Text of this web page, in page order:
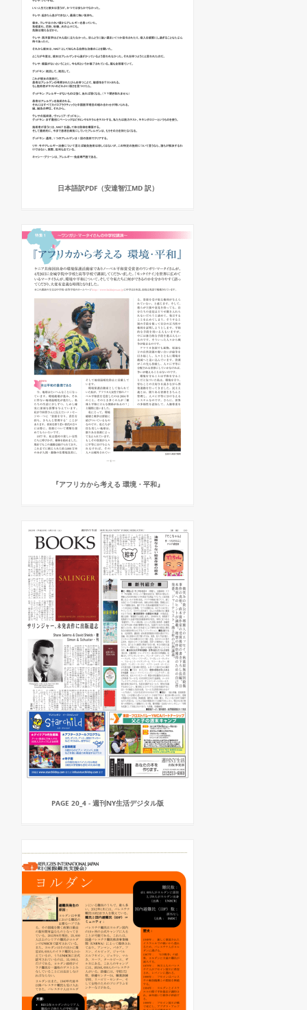
日本語訳PDF（安達智江MD 訳）
『アフリカから考える 環境・平和』
PAGE 20_4 - 週刊NY生活デジタル版